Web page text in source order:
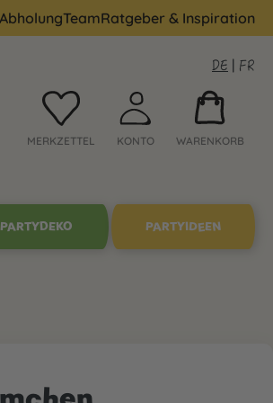
AbholungTeamRatgeber & Inspiration
DE | FR
MERKZETTEL KONTO WARENKORB
PARTYDEKO PARTYIDEEN